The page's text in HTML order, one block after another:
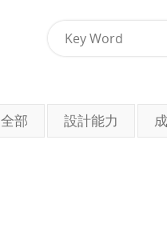
全部 設計能力